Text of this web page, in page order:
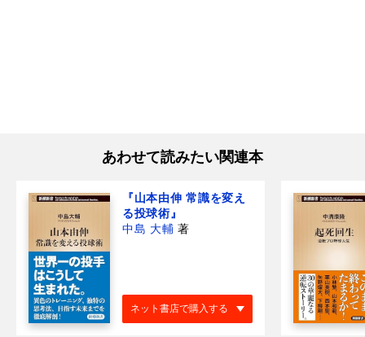
あわせて読みたい関連本
『山本由伸 常識を変え
る投球術』
中島 大輔 著
ネット書店で購入する